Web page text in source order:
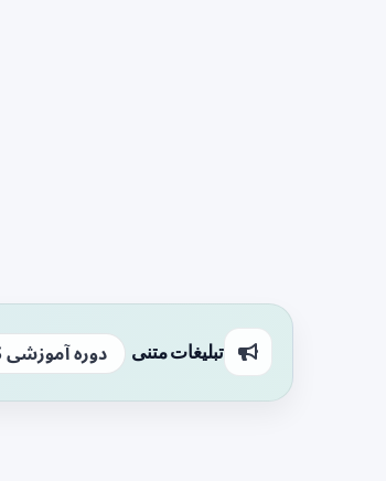
تبلیغات متنی دوره آموزشی ATLS